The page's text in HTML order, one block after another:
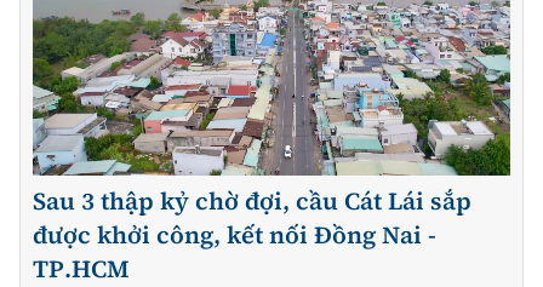
Sau 3 thập kỷ chờ đợi, cầu Cát Lái sắp
được khởi công, kết nối Đồng Nai -
TP.HCM